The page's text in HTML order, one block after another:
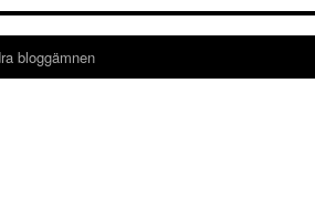
bloggämnen